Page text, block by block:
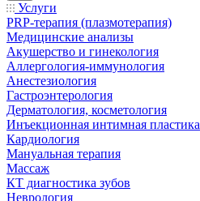
Услуги
PRP-терапия (плазмотерапия)
Медицинские анализы
Акушерство и гинекология
Аллергология-иммунология
Анестезиология
Гастроэнтерология
Дерматология, косметология
Инъекционная интимная пластика
Кардиология
Мануальная терапия
Массаж
КТ диагностика зубов
Неврология